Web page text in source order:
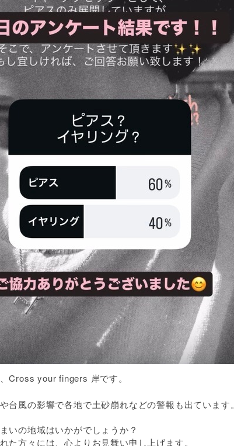
Cross your fingers 岸です。
台風の影響で各地で土砂崩れなどの警報も出ています。
いの地域はいかがでしょうか？
た方々には、心よりお見舞い申し上げます。